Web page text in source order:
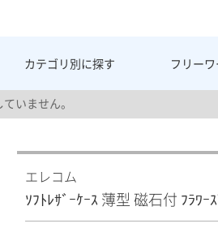
カテゴリ別に探す フリーワ
いません。
エレコム
ｿﾌﾄﾚｻﾞｰｹｰｽ 薄型 磁石付 ﾌﾗﾜｰｽ